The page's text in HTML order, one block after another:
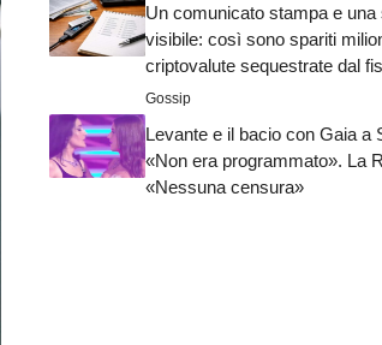
Un comunicato stampa e una
visibile: così sono spariti
criptovalute sequestrate dal
Gossip
Levante e il bacio con Gaia a
«Non era programmato». La
«Nessuna censura»